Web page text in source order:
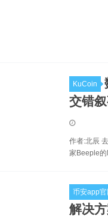
KuCoin
交错
作者:北辰
家Beeple
币安app
解决